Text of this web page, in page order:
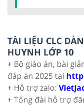
TÀI LIỆU CLC
HUYNH LỚP 10
+ Bộ giáo án, bài
đáp án 2025 tại
+ Hỗ trợ zalo:
+ Tổng đài hỗ trợ